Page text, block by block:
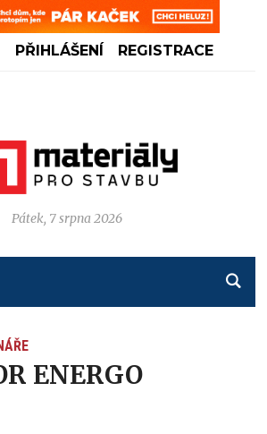
PŘIHLÁŠENÍ REGISTRACE
Pátek, 7 srpna 2026
ENERGO